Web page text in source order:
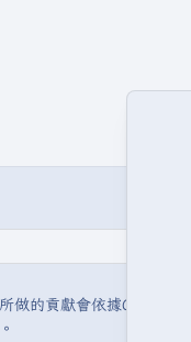
做的貢獻會依據CC BY-